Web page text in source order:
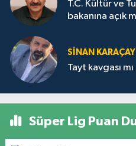
T.C. Kültür ve
bakanına açık
SİNAN KARAÇAY
Tayt kavgası
Süper Lig Puan